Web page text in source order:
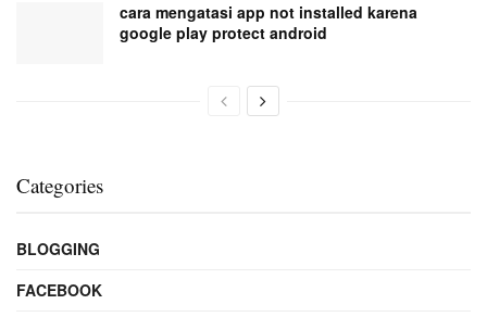
cara mengatasi app not installed karena
google play protect android
Categories
BLOGGING
FACEBOOK